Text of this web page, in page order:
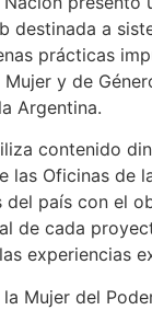
destinada a
prácticas
y de
Argentina.
contenido
las Oficinas de
del país con el
de cada
experiencias
Mujer del